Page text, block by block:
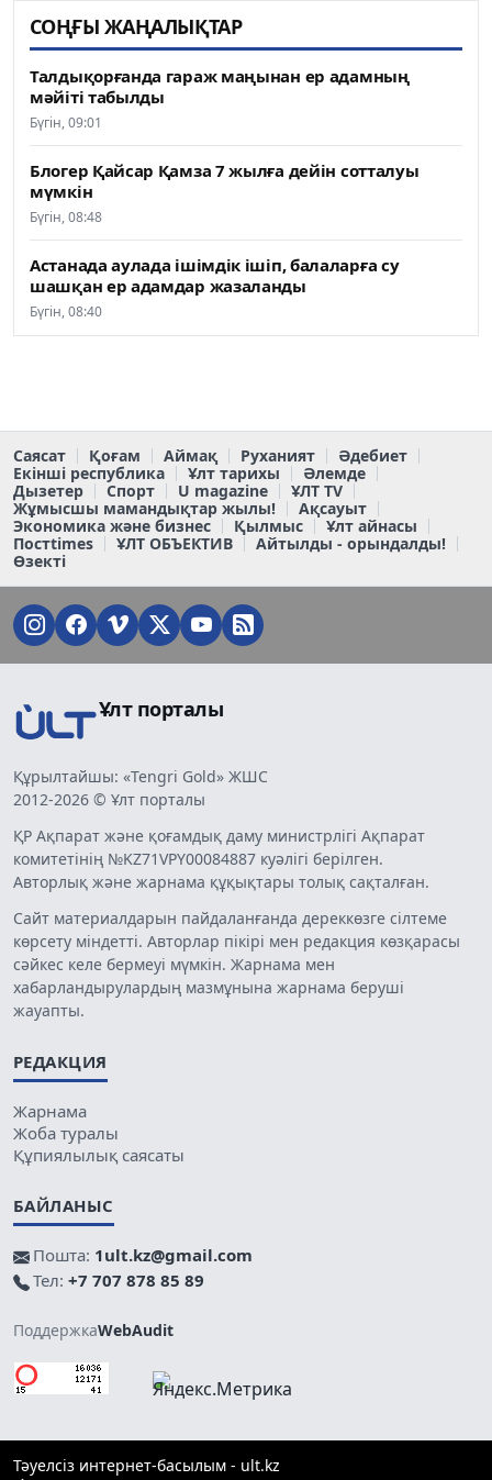
СОҢҒЫ ЖАҢАЛЫҚТАР
Талдықорғанда гараж маңынан ер адамның
мәйіті табылды
Бүгін, 09:01
Блогер Қайсар Қамза 7 жылға дейін сотталуы
мүмкін
Бүгін, 08:48
Астанада аулада ішімдік ішіп, балаларға су
шашқан ер адамдар жазаланды
Бүгін, 08:40
Саясат Қоғам Аймақ Руханият
Әдебиет
Екінші республика
Ұлт тарихы
Әлемде
Дызетер
Спорт U magazine
ҰЛТ TV
Жұмысшы мамандықтар жылы!
Ақсауыт
Экономика және бизнес
Қылмыс
Ұлт айнасы
Постtimes
ҰЛТ ОБЪЕКТИВ
Айтылды - орындалды!
Өзекті
Ұлт порталы
Құрылтайшы: «Tengri Gold» ЖШС
2012-2026 © Ұлт порталы
ҚР Ақпарат және қоғамдық даму министрлігі Ақпарат
комитетінің №KZ71VPY00084887 куәлігі берілген.
Авторлық және жарнама құқықтары толық сақталған.
Сайт материалдарын пайдаланғанда дереккөзге сілтеме
көрсету міндетті. Авторлар пікірі мен редакция көзқарасы
сәйкес келе бермеуі мүмкін. Жарнама мен
хабарландырулардың мазмұнына жарнама беруші
жауапты.
РЕДАКЦИЯ
Жарнама
Жоба туралы
Құпиялылық саясаты
БАЙЛАНЫС
Пошта: 1ult.kz@gmail.com
Тел: +7 707 878 85 89
ПоддержкаWebAudit
Тәуелсіз интернет-басылым - ult.kz